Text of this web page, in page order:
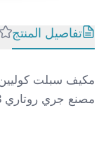
تفاصيل المنتج
مصنع جري روتاري KOSACS18K C 106.959.013